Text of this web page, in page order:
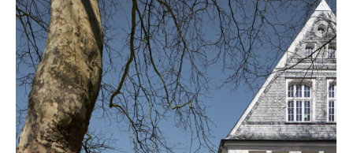
ultricies nec.